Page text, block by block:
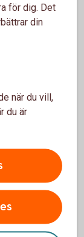
för dig. Det
din
när du vill,
du är